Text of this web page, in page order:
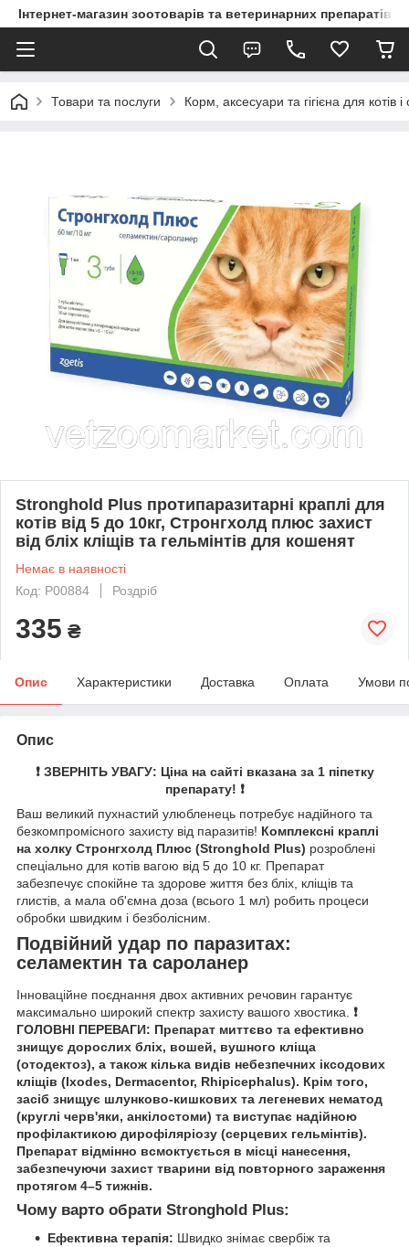
Інтернет-магазин зоотоварів та ветеринарних препаратів
Товари та послуги Корм, аксесуари та гігієна для котів і
Stronghold Plus протипаразитарні краплі для
котів від 5 до 10кг, Стронгхолд плюс захист
від бліх кліщів та гельмінтів для кошенят
Немає в наявності
Код: P00884
Роздріб
335 ₴
Опис Характеристики Доставка Оплата Умови
Опис
❗️ ЗВЕРНІТЬ УВАГУ: Ціна на сайті вказана за 1 піпетку
препарату! ❗️
Ваш великий пухнастий улюбленець потребує надійного та
безкомпромісного захисту від паразитів! Комплексні краплі
на холку Стронгхолд Плюс (Stronghold Plus) розроблені
спеціально для котів вагою від 5 до 10 кг. Препарат
забезпечує спокійне та здорове життя без бліх, кліщів та
глистів, а мала об'ємна доза (всього 1 мл) робить процеси
обробки швидким і безболісним.
Подвійний удар по паразитах:
селамектин та сароланер
Інноваційне поєднання двох активних речовин гарантує
максимально широкий спектр захисту вашого хвостика. ❗️
ГОЛОВНІ ПЕРЕВАГИ: Препарат миттєво та ефективно
знищує дорослих бліх, вошей, вушного кліща
(отодектоз), а також кілька видів небезпечних іксодових
кліщів (Ixodes, Dermacentor, Rhipicephalus). Крім того,
засіб знищує шлунково-кишкових та легеневих нематод
(круглі черв'яки, анкілостоми) та виступає надійною
профілактикою дирофіляріозу (серцевих гельмінтів).
Препарат відмінно всмоктується в місці нанесення,
забезпечуючи захист тварини від повторного зараження
протягом 4–5 тижнів.
Чому варто обрати Stronghold Plus:
Ефективна терапія: Швидко знімає свербіж та